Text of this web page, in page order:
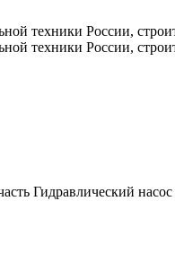
Гидравлический насос